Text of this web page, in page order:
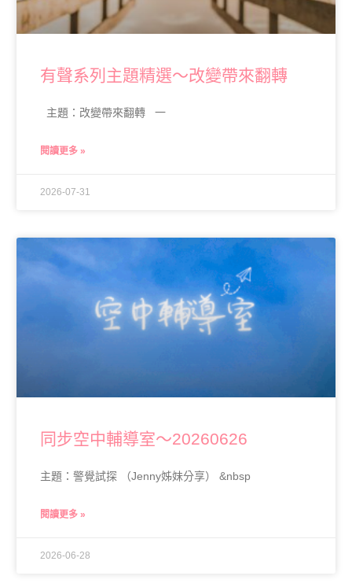
有聲系列主題精選～改變帶來翻轉
主題：改變帶來翻轉 一
閱讀更多 »
2026-07-31
同步空中輔導室～20260626
主題：警覺試探 （Jenny姊妹分享） &nbsp
閱讀更多 »
2026-06-28